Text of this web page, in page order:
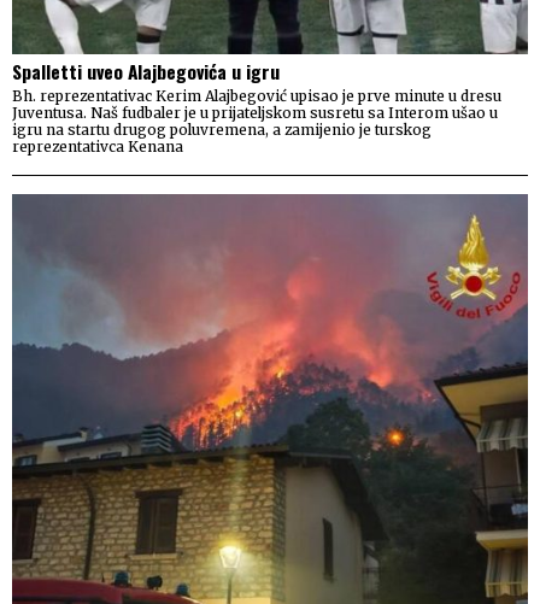
Spalletti uveo Alajbegovića u igru
Bh. reprezentativac Kerim Alajbegović upisao je prve minute u dresu
Juventusa. Naš fudbaler je u prijateljskom susretu sa Interom ušao u
igru na startu drugog poluvremena, a zamijenio je turskog
reprezentativca Kenana